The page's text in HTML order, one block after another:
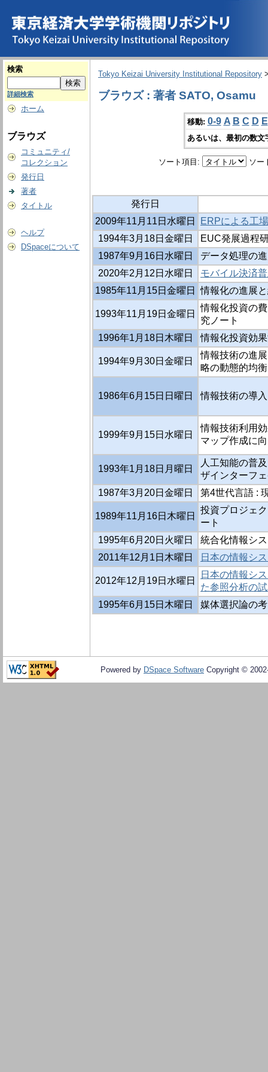
検索
詳細検索
ホーム
ブラウズ
コミュニティ/
コレクション
発行日
著者
タイトル
ヘルプ
DSpaceについて
Tokyo Keizai University Institutional Repository
ブラウズ : 著者 SATO, Osamu
移動: 0-9 A B C D E
あるいは、最初の数
ソート項目: ソー
発行日
2009年11月11日水曜日
ERPによる工
1994年3月18日金曜日
EUC発展過程
1987年9月16日水曜日
データ処理の
2020年2月12日水曜日
モバイル決済
1985年11月15日金曜日
情報化の進展
1993年11月19日金曜日
情報化投資の
究ノート
1996年1月18日木曜日
情報化投資効
1994年9月30日金曜日
情報技術の進
略の動態的均
1986年6月15日日曜日 情報技術の導
1999年9月15日水曜日
情報技術利用
マップ作成に
1993年1月18日月曜日
人工知能の普
ザインターフ
1987年3月20日金曜日
第4世代言語 :
1989年11月16日木曜日
投資プロジェ
ート
1995年6月20日火曜日
統合化情報シ
2011年12月1日木曜日
日本の情報シ
2012年12月19日水曜日
日本の情報シ
た参照分析の
1995年6月15日木曜日
媒体選択論の
Powered by DSpace Software Copyright ©